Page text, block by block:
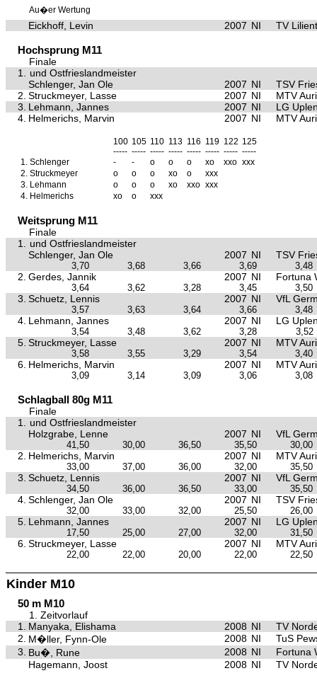
Au�er Wertung
Eickhoff, Levin 2007 NI TV
Hochsprung M11
Finale
1.
und Ostfrieslandmeister
Schlenger, Jan Ole
2007 NI
TSV
2. Struckmeyer, Lasse 2007 NI
MTV
3. Lehmann, Jannes 2007 NI
LG
4. Helmerichs, Marvin 2007 NI MTV
100 105 110 113 116 119 122 125
----- ----- ----- ----- ----- ----- ----- -----
1. Schlenger - - o o o xo xxo xxx
2. Struckmeyer o o o xo o
xxx
3. Lehmann o o o xo xxo xxx
4. Helmerichs xo o xxx
Weitsprung M11
Finale
1.
und Ostfrieslandmeister
Schlenger, Jan Ole
2007 NI TSV
3,70 3,68 3,66 3,69 3,48
2. Gerdes, Jannik 2007 NI Fortuna
3,64 3,62 3,28 3,45 3,50
3. Schuetz, Lennis 2007 NI VfL
3,57 3,63 3,64 3,66 3,48
4. Lehmann, Jannes 2007 NI LG
3,54 3,48 3,62 3,28 3,52
5. Struckmeyer, Lasse 2007 NI MTV
3,58 3,55 3,29 3,54 3,40
6. Helmerichs, Marvin 2007 NI MTV
3,09 3,14 3,09 3,06 3,08
Schlagball 80g M11
Finale
1.
und Ostfrieslandmeister
Holzgrabe, Lenne
2007 NI VfL
41,50 30,00 36,50 35,50 30,00
2. Helmerichs, Marvin 2007 NI MTV
33,00 37,00 36,00 32,00 35,50
3. Schuetz, Lennis 2007 NI VfL
34,50 36,00 36,50 33,00 35,50
4. Schlenger, Jan Ole 2007 NI TSV
32,00 33,00 32,00 25,50 26,00
5. Lehmann, Jannes 2007 NI LG
17,50 25,00 27,00 32,00 31,50
6. Struckmeyer, Lasse 2007 NI MTV
22,00 22,00 20,00 22,00 22,50
Kinder M10
50 m M10
1. Zeitvorlauf
1.
Manyaka, Elishama 2008 NI
TV
2. M�ller, Fynn-Ole 2008 NI
TuS
3. Bu�, Rune 2008 NI
Fortuna
Hagemann, Joost
2008 NI TV